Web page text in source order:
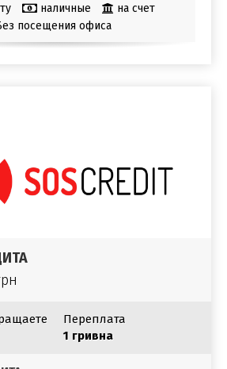
наличные
на счет
посещения офиса
Переплата
1 гривна